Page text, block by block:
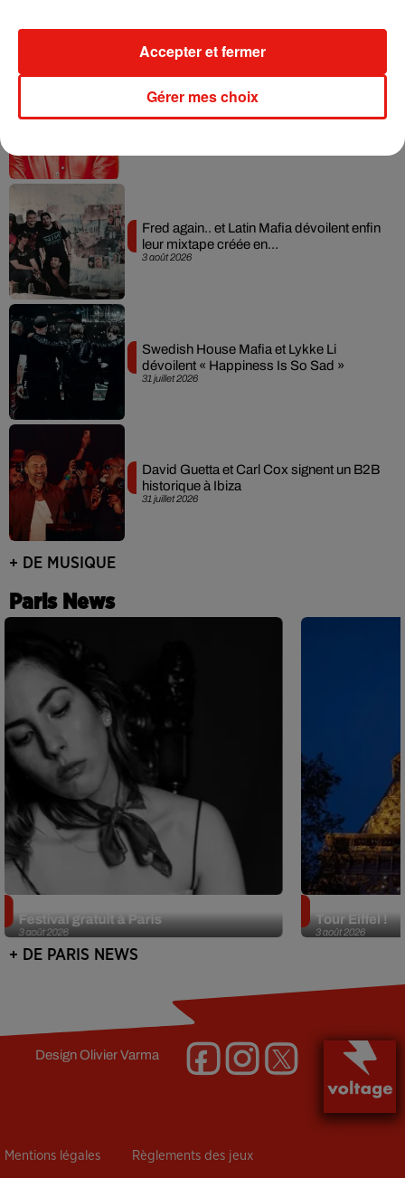
dimension avec son premier...
3 août 2026
Fred again.. et Latin Mafia dévoilent enfin
leur mixtape créée en...
31 juillet 2026
Swedish House Mafia et Lykke Li
dévoilent « Happiness Is So Sad »
31 juillet 2026
David Guetta et Carl Cox signent un B2B
historique à Ibiza
+ DE MUSIQUE
Paris News
3 août 2026
Festival gratuit à Paris
3 août 2026
Tour Eiffel !
+ DE PARIS NEWS
DesignOlivier Varma
Mentions légales Règlements des jeux
Gérer mes choix
Accepter et fermer